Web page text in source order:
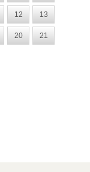
12 13
20 21